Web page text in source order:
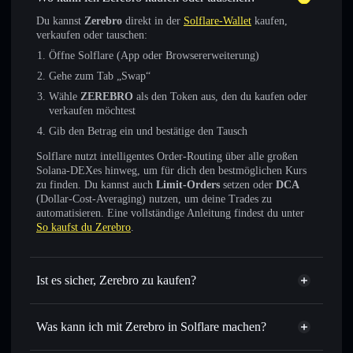
Du kannst Zerebro direkt in der Solflare-Wallet kaufen,
verkaufen oder tauschen:
Öffne Solflare (App oder Browsererweiterung)
Gehe zum Tab „Swap“
Wähle ZEREBRO als den Token aus, den du kaufen oder
verkaufen möchtest
Gib den Betrag ein und bestätige den Tausch
Solflare nutzt intelligentes Order-Routing über alle großen
Solana-DEXes hinweg, um für dich den bestmöglichen Kurs
zu finden. Du kannst auch Limit-Orders setzen oder DCA
(Dollar-Cost-Averaging) nutzen, um deine Trades zu
automatisieren. Eine vollständige Anleitung findest du unter
So kaufst du Zerebro.
Ist es sicher, Zerebro zu kaufen?
Zerebro verifizierter Token
Was kann ich mit Zerebro in Solflare machen?
Zerebro
Solflare-Wallet